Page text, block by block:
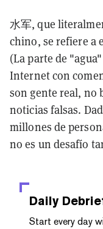
水军, que
chino, se refiere a
(La parte de
Internet con
son gente real, no
noticias falsas.
millones de
no es un desafío
Daily
Start every day